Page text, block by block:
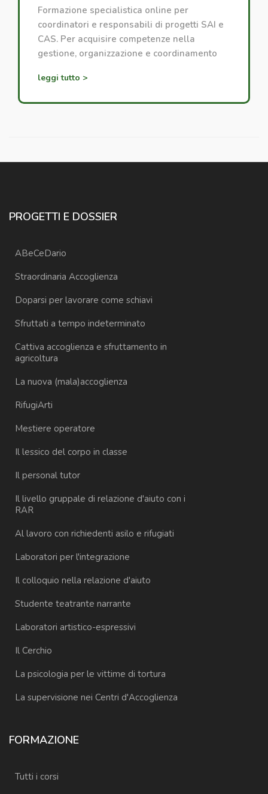
Formazione specialistica online per
coordinatori e responsabili di progetti SAI e
CAS. Per acquisire competenze nella
gestione, organizzazione e coordinamento
leggi tutto >
PROGETTI E DOSSIER
ABeCeDario
Straordinaria Accoglienza
Doparsi per lavorare come schiavi
Sfruttati a tempo indeterminato
Cattiva accoglienza e sfruttamento in
agricoltura
La nuova (mala)accoglienza
RifugiArti
Mestiere operatore
Il lessico del corpo in classe
Il personal tutor
Il livello gruppale di relazione d'aiuto con i
RAR
Al lavoro con richiedenti asilo e rifugiati
Laboratori per l'integrazione
Il colloquio nella relazione d'aiuto
Studente teatrante narrante
Laboratori artistico-espressivi
Il Cerchio
La psicologia per le vittime di tortura
La supervisione nei Centri d'Accoglienza
FORMAZIONE
Tutti i corsi